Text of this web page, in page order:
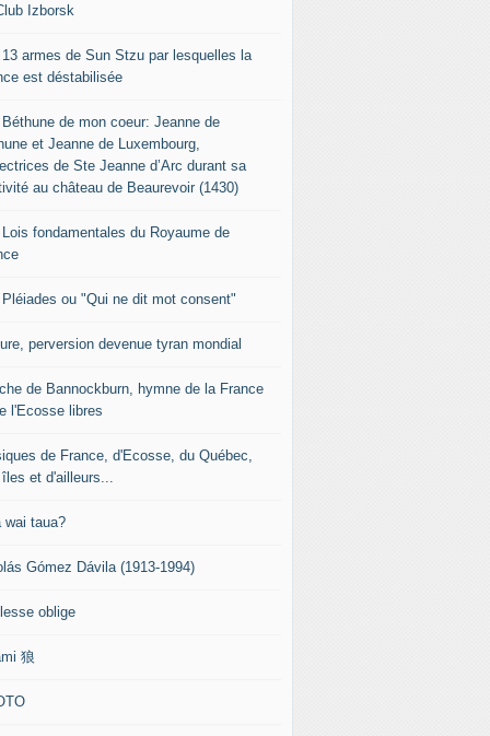
Izborsk
13 armes de Sun Stzu par lesquelles la
est déstabilisée
de mon coeur: Jeanne de
et Jeanne de Luxembourg,
de Ste Jeanne d’Arc durant sa
au château de Beaurevoir (1430)
fondamentales du Royaume de
Pléiades ou "Qui ne dit mot consent"
perversion devenue tyran mondial
de Bannockburn, hymne de la France
l'Ecosse libres
de France, d'Ecosse, du Québec,
et d'ailleurs...
wai taua?
Gómez Dávila (1913-1994)
oblige
狼